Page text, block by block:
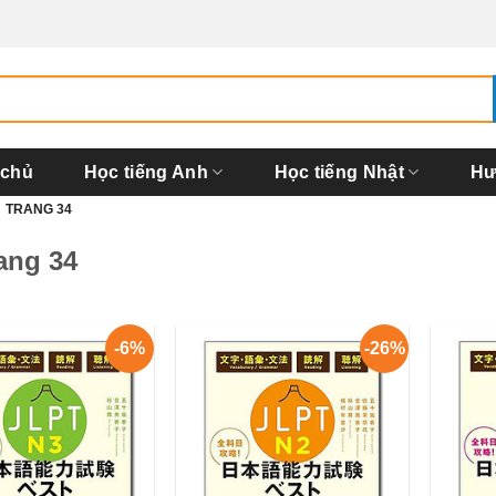
Học tiếng Anh Học tiếng Nhật
TRANG 34
34
-6% -26%